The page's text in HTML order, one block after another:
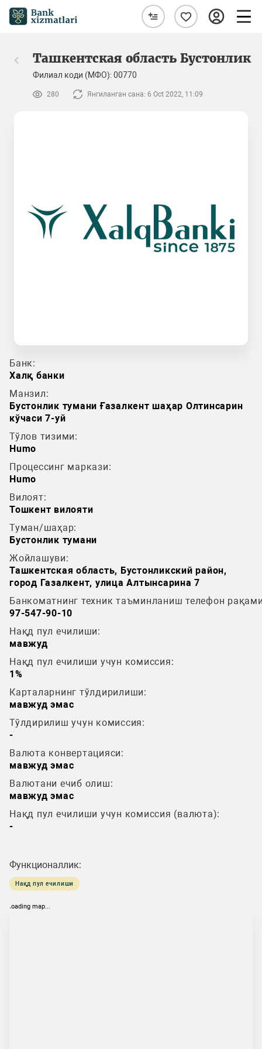
Ташкентская область Бустонлик
Филиал коди (МФО): 00770
280 Янгиланган сана: 6 Oct 2022, 11:09
Банк:
Халқ банки
Манзил:
Бустонлик тумани Ғазалкент шаҳар Олтинсарин
кўчаси 7-уй
Тўлов тизими:
Humo
Процессинг маркази:
Humo
Вилоят:
Тошкент вилояти
Туман/шаҳар:
Бустонлик тумани
Жойлашуви:
Ташкентская область, Бустонликский район,
город Газалкент, улица Алтынсарина 7
Банкоматнинг техник таъминланиш телефон
97-547-90-10
Нақд пул ечилиши:
мавжуд
Нақд пул ечилиши учун комиссия:
1%
Карталарнинг тўлдирилиши:
мавжуд эмас
Тўлдирилиш учун комиссия:
-
Валюта конвертацияси:
мавжуд эмас
Валютани ечиб олиш:
мавжуд эмас
Нақд пул ечилиши учун комиссия (валюта):
-
Функционаллик:
Нақд пул ечилиши
loading map...